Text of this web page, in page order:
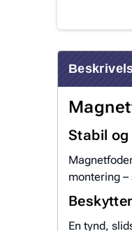
Stabil
montering –
En tynd,